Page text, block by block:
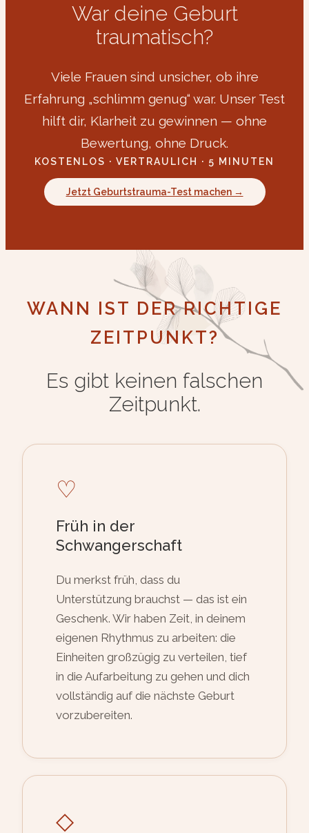
War deine Geburt
traumatisch?
Viele Frauen sind unsicher, ob ihre
Erfahrung „schlimm genug“ war. Unser Test
hilft dir, Klarheit zu gewinnen — ohne
Bewertung, ohne Druck.
KOSTENLOS · VERTRAULICH · 5 MINUTEN
Jetzt Geburtstrauma-Test machen →
WANN IST DER RICHTIGE
ZEITPUNKT?
Es gibt keinen falschen
Zeitpunkt.
♡
Früh in der
Schwangerschaft
Du merkst früh, dass du
Unterstützung brauchst — das ist ein
Geschenk. Wir haben Zeit, in deinem
eigenen Rhythmus zu arbeiten: die
Einheiten großzügig zu verteilen, tief
in die Aufarbeitung zu gehen und dich
vollständig auf die nächste Geburt
vorzubereiten.
◇